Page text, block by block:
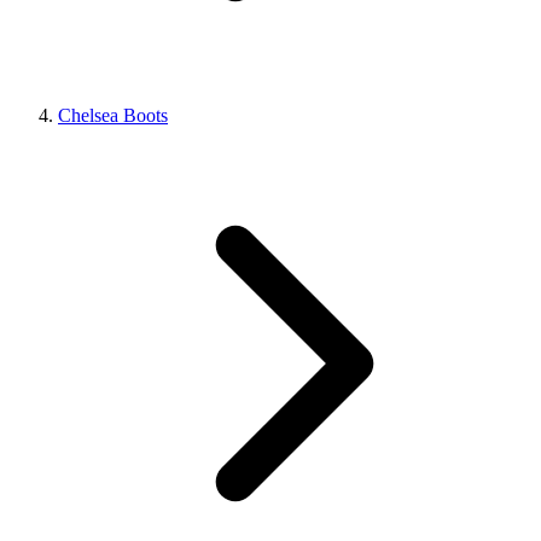
Chelsea Boots